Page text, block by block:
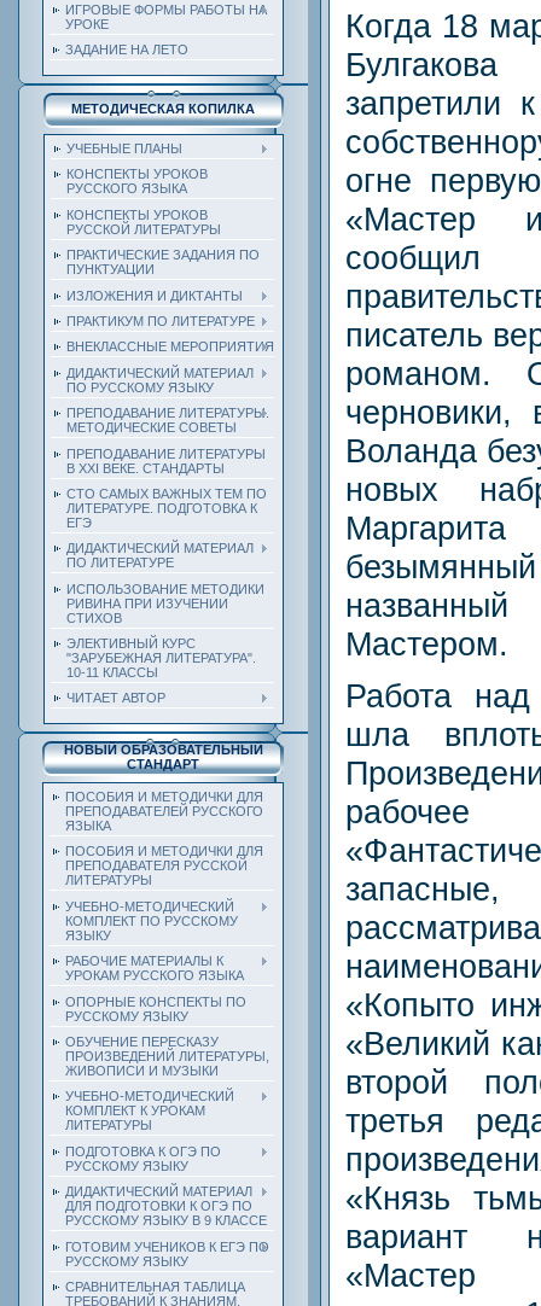
ИГРОВЫЕ ФОРМЫ РАБОТЫ НА
УРОКЕ
ЗАДАНИЕ НА ЛЕТО
МЕТОДИЧЕСКАЯ КОПИЛКА
УЧЕБНЫЕ ПЛАНЫ
КОНСПЕКТЫ УРОКОВ
РУССКОГО ЯЗЫКА
КОНСПЕКТЫ УРОКОВ
РУССКОЙ ЛИТЕРАТУРЫ
ПРАКТИЧЕСКИЕ ЗАДАНИЯ ПО
ПУНКТУАЦИИ
ИЗЛОЖЕНИЯ И ДИКТАНТЫ
ПРАКТИКУМ ПО ЛИТЕРАТУРЕ
ВНЕКЛАССНЫЕ МЕРОПРИЯТИЯ
ДИДАКТИЧЕСКИЙ МАТЕРИАЛ
ПО РУССКОМУ ЯЗЫКУ
ПРЕПОДАВАНИЕ ЛИТЕРАТУРЫ.
МЕТОДИЧЕСКИЕ СОВЕТЫ
ПРЕПОДАВАНИЕ ЛИТЕРАТУРЫ
В XXI ВЕКЕ. СТАНДАРТЫ
СТО САМЫХ ВАЖНЫХ ТЕМ ПО
ЛИТЕРАТУРЕ. ПОДГОТОВКА К
ЕГЭ
ДИДАКТИЧЕСКИЙ МАТЕРИАЛ
ПО ЛИТЕРАТУРЕ
ИСПОЛЬЗОВАНИЕ МЕТОДИКИ
РИВИНА ПРИ ИЗУЧЕНИИ
СТИХОВ
ЭЛЕКТИВНЫЙ КУРС
"ЗАРУБЕЖНАЯ ЛИТЕРАТУРА".
10-11 КЛАССЫ
ЧИТАЕТ АВТОР
НОВЫЙ ОБРАЗОВАТЕЛЬНЫЙ
СТАНДАРТ
ПОСОБИЯ И МЕТОДИЧКИ ДЛЯ
ПРЕПОДАВАТЕЛЕЙ РУССКОГО
ЯЗЫКА
ПОСОБИЯ И МЕТОДИЧКИ ДЛЯ
ПРЕПОДАВАТЕЛЯ РУССКОЙ
ЛИТЕРАТУРЫ
УЧЕБНО-МЕТОДИЧЕСКИЙ
КОМПЛЕКТ ПО РУССКОМУ
ЯЗЫКУ
РАБОЧИЕ МАТЕРИАЛЫ К
УРОКАМ РУССКОГО ЯЗЫКА
ОПОРНЫЕ КОНСПЕКТЫ ПО
РУССКОМУ ЯЗЫКУ
ОБУЧЕНИЕ ПЕРЕСКАЗУ
ПРОИЗВЕДЕНИЙ ЛИТЕРАТУРЫ,
ЖИВОПИСИ И МУЗЫКИ
УЧЕБНО-МЕТОДИЧЕСКИЙ
КОМПЛЕКТ К УРОКАМ
ЛИТЕРАТУРЫ
ПОДГОТОВКА К ОГЭ ПО
РУССКОМУ ЯЗЫКУ
ДИДАКТИЧЕСКИЙ МАТЕРИАЛ
ДЛЯ ПОДГОТОВКИ К ОГЭ ПО
РУССКОМУ ЯЗЫКУ В 9 КЛАССЕ
ГОТОВИМ УЧЕНИКОВ К ЕГЭ ПО
РУССКОМУ ЯЗЫКУ
СРАВНИТЕЛЬНАЯ ТАБЛИЦА
ТРЕБОВАНИЙ К ЗНАНИЯМ,
Когда 18
запретили
огне
«Мастер
писатель
романом.
черновики,
Воланда
новых
Мастером.
Работа
шла
«Копыто
«Великий
второй
третья
«Князь
вариант
«Мастер